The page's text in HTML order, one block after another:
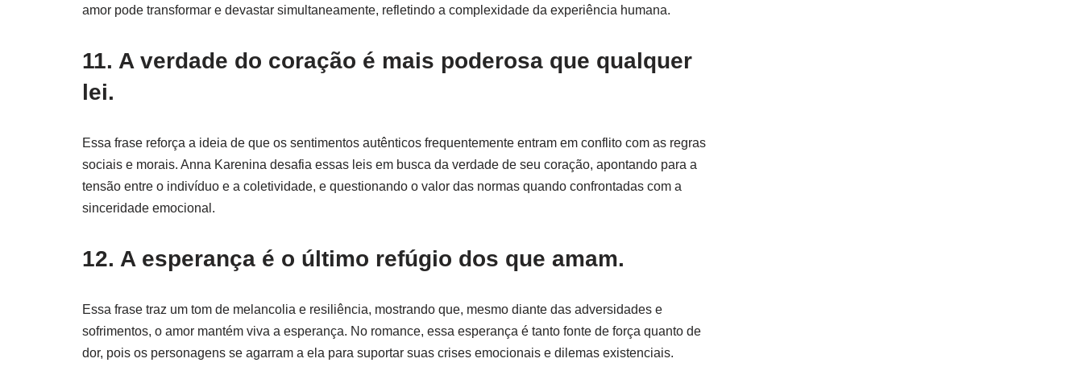
amor pode transformar e devastar simultaneamente, refletindo a complexidade da experiência humana.
11. A verdade do coração é mais poderosa que qualquer
lei.
Essa frase reforça a ideia de que os sentimentos autênticos frequentemente entram em conflito com as regras
sociais e morais. Anna Karenina desafia essas leis em busca da verdade de seu coração, apontando para a
tensão entre o indivíduo e a coletividade, e questionando o valor das normas quando confrontadas com a
sinceridade emocional.
12. A esperança é o último refúgio dos que amam.
Essa frase traz um tom de melancolia e resiliência, mostrando que, mesmo diante das adversidades e
sofrimentos, o amor mantém viva a esperança. No romance, essa esperança é tanto fonte de força quanto de
dor, pois os personagens se agarram a ela para suportar suas crises emocionais e dilemas existenciais.